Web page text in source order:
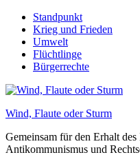
Skip
content
Standpunkt
Krieg und Frieden
Umwelt
Flüchtlinge
Bürgerrechte
Wind, Flaute oder Sturm
Gemeinsam für den Erhalt des
Antikommunismus und